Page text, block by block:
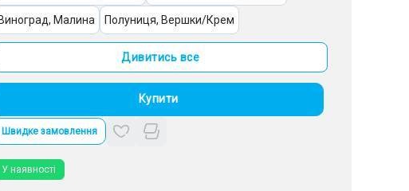
Виноград, Малина Полуниця, Вершки/Крем
Кавун, Вишня/Черешня, Яблуко Банан, Диня
Дивитись все
Купити
Швидке замовлення
У наявності